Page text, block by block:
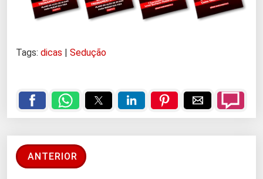
Tags: dicas Sedução
ANTERIOR